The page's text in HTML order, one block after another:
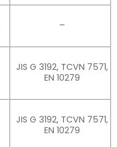
–
JIS G 3192, TCVN 7571,
EN 10279
JIS G 3192, TCVN 7571,
EN 10279